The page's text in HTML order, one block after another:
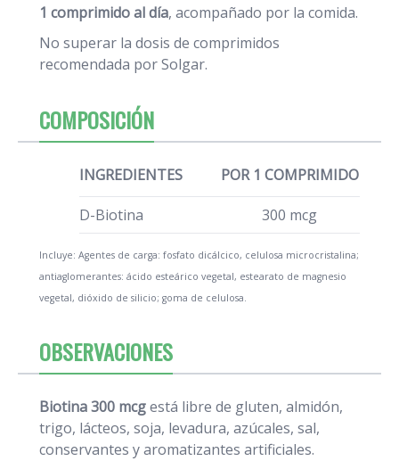
1 comprimido al día, acompañado por la comida.
No superar la dosis de comprimidos
recomendada por Solgar.
COMPOSICIÓN
INGREDIENTES POR 1 COMPRIMIDO
D-Biotina 300 mcg
Incluye: Agentes de carga: fosfato dicálcico, celulosa microcristalina;
antiaglomerantes: ácido esteárico vegetal, estearato de magnesio
vegetal, dióxido de silicio; goma de celulosa.
OBSERVACIONES
Biotina 300 mcgestá libre de gluten, almidón,
trigo, lácteos, soja, levadura, azúcales, sal,
conservantes y aromatizantes artificiales.